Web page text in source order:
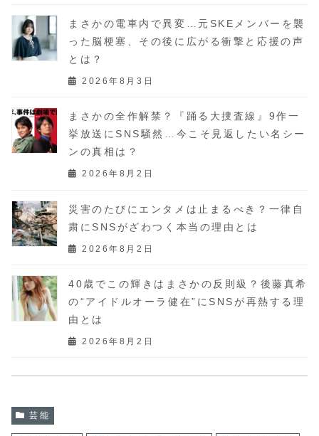
まさかの電車内で異変…元SKEメンバーを襲
った脳梗塞、その後に広がる衝撃と応援の声
とは？
2026年8月3日
まさかの全作解禁？『踊る大捜査線』9作一
挙放送にSNS騒然…今こそ見返したい名シー
ンの真相は？
2026年8月2日
災害のたびにエンタメは止まるべき？一律自
粛にSNSがざわつく本当の理由とは
2026年8月2日
40歳でこの輝きはまさかの反則級？後藤真希
の“アイドルオーラ健在”にSNSが再熱する理
由とは
2026年8月2日
芸能